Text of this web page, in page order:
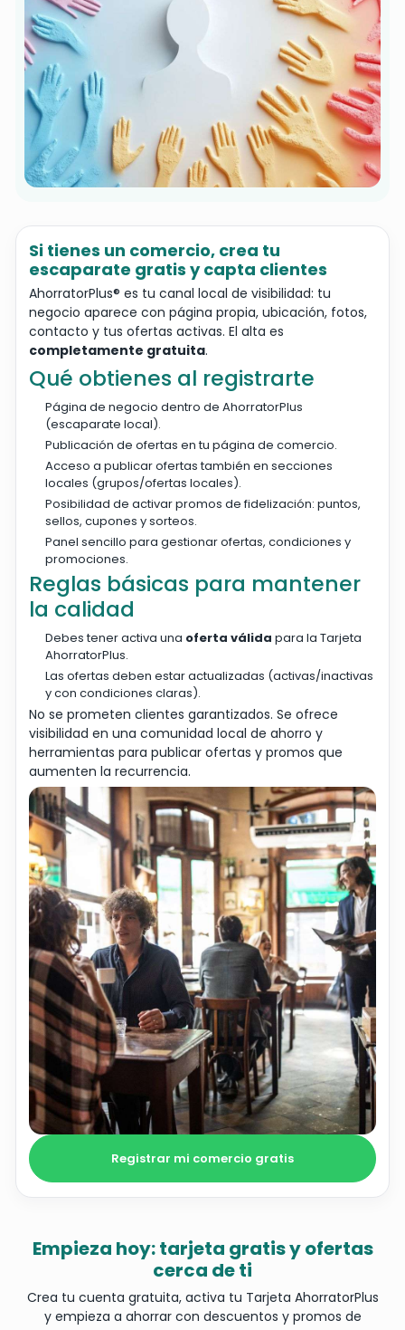
Si tienes un comercio, crea tu
escaparate gratis y capta clientes
AhorratorPlus® es tu canal local de visibilidad: tu
negocio aparece con página propia, ubicación, fotos,
contacto y tus ofertas activas. El alta es
completamente gratuita.
Qué obtienes al registrarte
Página de negocio dentro de AhorratorPlus
(escaparate local).
Publicación de ofertas en tu página de comercio.
Acceso a publicar ofertas también en secciones
locales (grupos/ofertas locales).
Posibilidad de activar promos de fidelización: puntos,
sellos, cupones y sorteos.
Panel sencillo para gestionar ofertas, condiciones y
promociones.
Reglas básicas para mantener
la calidad
Debes tener activa una oferta válida para la Tarjeta
AhorratorPlus.
Las ofertas deben estar actualizadas (activas/inactivas
y con condiciones claras).
No se prometen clientes garantizados. Se ofrece
visibilidad en una comunidad local de ahorro y
herramientas para publicar ofertas y promos que
aumenten la recurrencia.
Registrar mi comercio gratis
Empieza hoy: tarjeta gratis y ofertas
cerca de ti
Crea tu cuenta gratuita, activa tu Tarjeta AhorratorPlus
y empieza a ahorrar con descuentos y promos de